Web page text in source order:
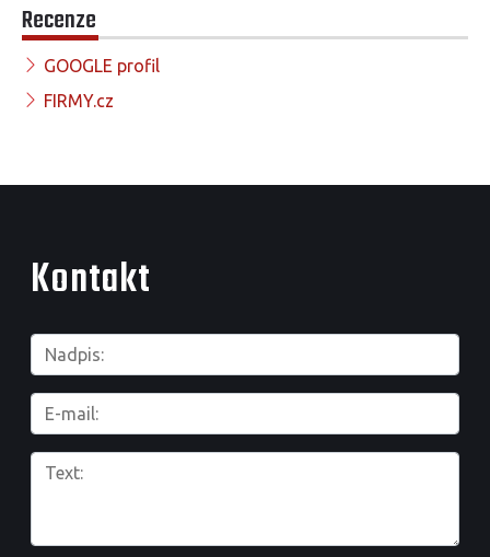
Recenze
GOOGLE profil
FIRMY.cz
Kontakt